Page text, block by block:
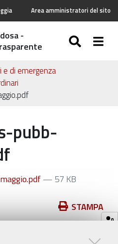
Area amministratori del sito
-
di emergenza
pubb-
— 57 KB
STAMPA